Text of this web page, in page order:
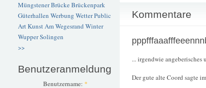
Müngstener BrückeBrückenpark
Güterhallen Werbung WetterPublic
ArtKunstAm Wegesrand Winter
WupperSolingen
>>
Benutzeranmeldung
Benutzername: *
Kommentare
... irgendwie angeberisches
Der gute alte Coord sagte